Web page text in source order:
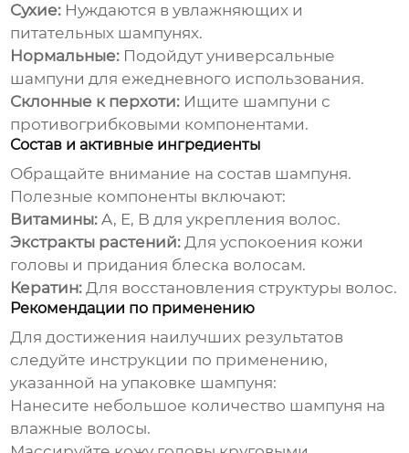
Сухие: Нуждаются в увлажняющих и
питательных шампунях.
Нормальные: Подойдут универсальные
шампуни для ежедневного использования.
Склонные к перхоти: Ищите шампуни с
противогрибковыми компонентами.
Состав и активные ингредиенты
Обращайте внимание на состав шампуня.
Полезные компоненты включают:
Витамины: A, E, B для укрепления волос.
Экстракты растений: Для успокоения кожи
головы и придания блеска волосам.
Кератин: Для восстановления структуры волос.
Рекомендации по применению
Для достижения наилучших результатов
следуйте инструкции по применению,
указанной на упаковке шампуня:
Нанесите небольшое количество шампуня на
влажные волосы.